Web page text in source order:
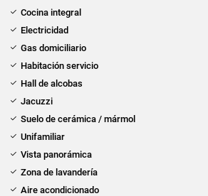
Cocina integral
Electricidad
Gas domiciliario
Habitación servicio
Hall de alcobas
Jacuzzi
Suelo de cerámica / mármol
Unifamiliar
Vista panorámica
Zona de lavandería
Aire acondicionado